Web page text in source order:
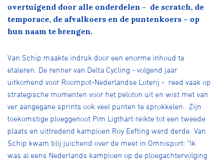
Contact
Over ons
overtuigend door alle onderdelen - de scratch, de
temporace, de afvalkoers en de puntenkoers – op
hun naam te brengen.
Van Schip maakte indruk door een enorme inhoud te
etaleren. De renner van Delta Cycling - volgend jaar
uitkomend voor Roompot-Nederlandse Loterij - reed vaak op
strategische momenten voor het peloton uit en wist met van
ver aangegane sprints ook veel punten te sprokkelen. Zijn
toekomstige ploeggenoot Pim Ligthart reikte tot een tweede
plaats en uittredend kampioen Roy Eefting werd derde. Van
Schip kwam blij juichend over de meet in Omnisport: "Ik
was al eens Nederlands kampioen op de ploegachtervolging
Veldrijden Biketrial